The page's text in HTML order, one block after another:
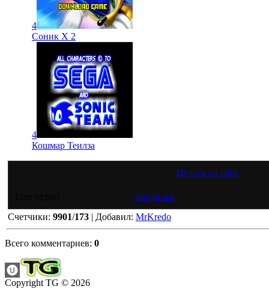
4
Соник Х 2
4
Кошмар Теилза
Играть онлайн
бродилка
Счетчики: 9901/173 | Добавил: MrKredo
Всего комментариев: 0
Copyright TG © 2026